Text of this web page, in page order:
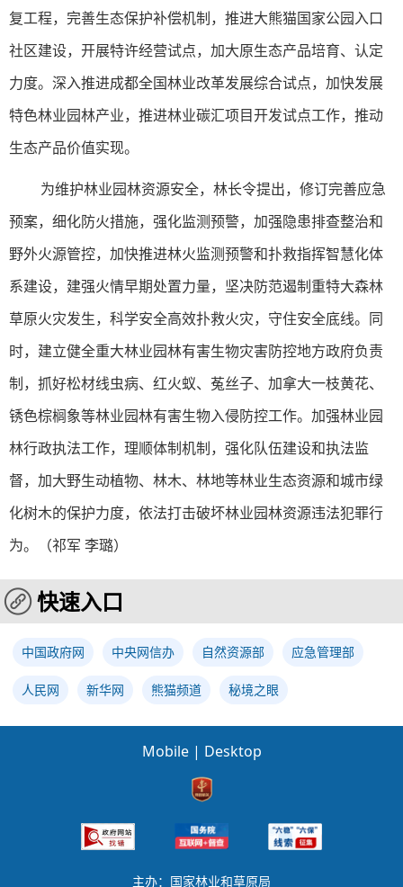
复工程，完善生态保护补偿机制，推进大熊猫国家公园入口
社区建设，开展特许经营试点，加大原生态产品培育、认定
力度。深入推进成都全国林业改革发展综合试点，加快发展
特色林业园林产业，推进林业碳汇项目开发试点工作，推动
生态产品价值实现。
为维护林业园林资源安全，林长令提出，修订完善应急
预案，细化防火措施，强化监测预警，加强隐患排查整治和
野外火源管控，加快推进林火监测预警和扑救指挥智慧化体
系建设，建强火情早期处置力量，坚决防范遏制重特大森林
草原火灾发生，科学安全高效扑救火灾，守住安全底线。同
时，建立健全重大林业园林有害生物灾害防控地方政府负责
制，抓好松材线虫病、红火蚁、菟丝子、加拿大一枝黄花、
锈色棕榈象等林业园林有害生物入侵防控工作。加强林业园
林行政执法工作，理顺体制机制，强化队伍建设和执法监
督，加大野生动植物、林木、林地等林业生态资源和城市绿
化树木的保护力度，依法打击破坏林业园林资源违法犯罪行
为。（祁军 李璐）
快速入口
中国政府网 中央网信办 自然资源部 应急管理部
人民网 新华网 熊猫频道 秘境之眼
Mobile | Desktop
主办：国家林业和草原局